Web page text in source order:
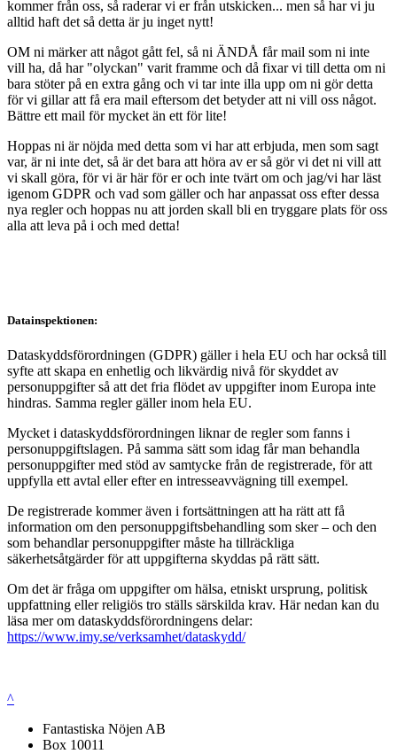
kommer från oss, så raderar vi er från utskicken... men så har vi ju
alltid haft det så detta är ju inget nytt!
OM ni märker att något gått fel, så ni ÄNDÅ får mail som ni inte
vill ha, då har "olyckan" varit framme och då fixar vi till detta om ni
bara stöter på en extra gång och vi tar inte illa upp om ni gör detta
för vi gillar att få era mail eftersom det betyder att ni vill oss något.
Bättre ett mail för mycket än ett för lite!
Hoppas ni är nöjda med detta som vi har att erbjuda, men som sagt
var, är ni inte det, så är det bara att höra av er så gör vi det ni vill att
vi skall göra, för vi är här för er och inte tvärt om och jag/vi har läst
igenom GDPR och vad som gäller och har anpassat oss efter dessa
nya regler och hoppas nu att jorden skall bli en tryggare plats för oss
alla att leva på i och med detta!
Datainspektionen:
Dataskyddsförordningen (GDPR) gäller i hela EU och har också till
syfte att skapa en enhetlig och likvärdig nivå för skyddet av
personuppgifter så att det fria flödet av uppgifter inom Europa inte
hindras. Samma regler gäller inom hela EU.
Mycket i dataskyddsförordningen liknar de regler som fanns i
personuppgiftslagen. På samma sätt som idag får man behandla
personuppgifter med stöd av samtycke från de registrerade, för att
uppfylla ett avtal eller efter en intresseavvägning till exempel.
De registrerade kommer även i fortsättningen att ha rätt att få
information om den personuppgiftsbehandling som sker – och den
som behandlar personuppgifter måste ha tillräckliga
säkerhetsåtgärder för att uppgifterna skyddas på rätt sätt.
Om det är fråga om uppgifter om hälsa, etniskt ursprung, politisk
uppfattning eller religiös tro ställs särskilda krav. Här nedan kan du
läsa mer om dataskyddsförordningens delar:
https://www.imy.se/verksamhet/dataskydd/
^
Fantastiska Nöjen AB
Box 10011